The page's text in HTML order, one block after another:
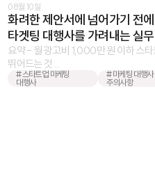
08월 10일
화려한 제안서에 넘어가기 전
타겟팅 대행사를 가려내는 실
요약 - 월 광고비 1,000만 원 이하 스
뛰어드는 것 ...
#스타트업 마케팅
대행사
#마케팅 대행사
주의사항